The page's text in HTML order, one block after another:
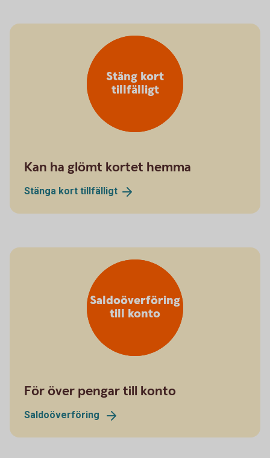
Stäng kort
tillfälligt
Kan ha glömt kortet hemma
Stänga kort tillfälligt
Saldoöverföring
till konto
För över pengar till konto
Saldoöverföring